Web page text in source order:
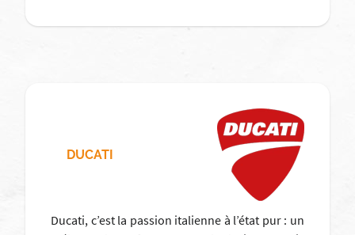
DUCATI
Ducati, c’est la passion italienne à l’état pur : un